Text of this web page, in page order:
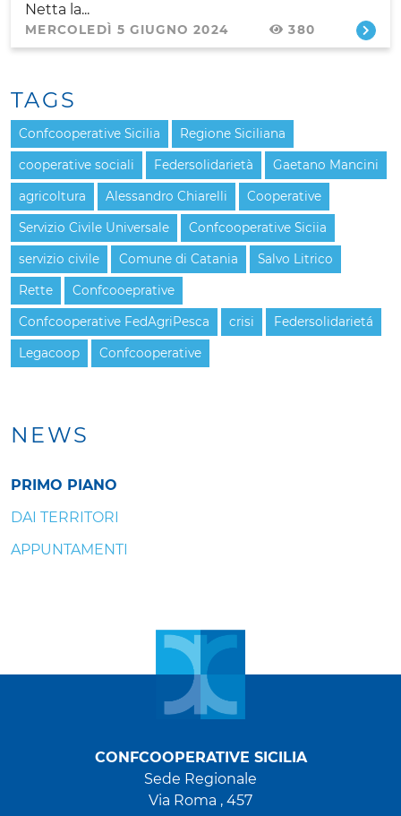
Netta la...
MERCOLEDÌ 5 GIUGNO 2024 380
NEWS
PRIMO PIANO
DAI TERRITORI
APPUNTAMENTI
TAGS
Confcooperative Sicilia Regione Siciliana
cooperative sociali Federsolidarietà Gaetano Mancini
agricoltura Alessandro Chiarelli Cooperative
Servizio Civile Universale Confcooperative Siciia
servizio civile Comune di Catania Salvo Litrico
Rette Confcooeprative
Confcooperative FedAgriPesca crisi Federsolidarietá
Legacoop Confcooperative
CONFCOOPERATIVE SICILIA
Sede Regionale
Via Roma , 457